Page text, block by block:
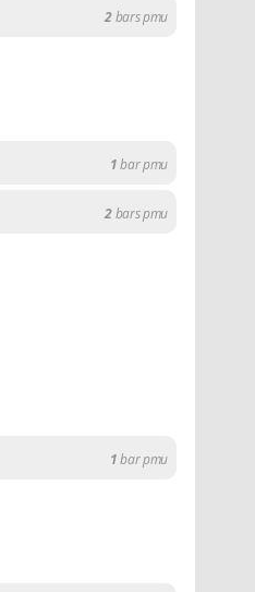
2bars pmu
1bar pmu
2bars pmu
1bar pmu